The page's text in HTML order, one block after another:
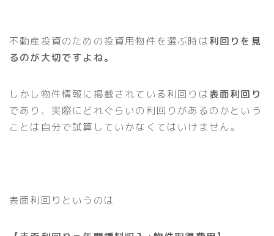
不動産投資のための投資用物件を選ぶ時は利回りを見
るのが大切ですよね。
しかし物件情報に掲載されている利回りは表面利回り
であり、実際にどれぐらいの利回りがあるのかという
ことは自分で試算していかなくてはいけません。
表面利回りというのは